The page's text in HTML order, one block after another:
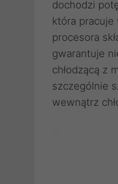
dochodzi
która pracuje
procesora
gwarantuje
chłodzącą z
szczególnie
wewnątrz